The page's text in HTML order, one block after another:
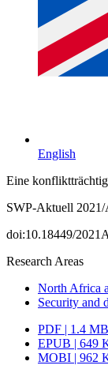
English
Eine
SWP-Aktuell 2021/
doi:10.18449/
Research Areas
North Africa
Security and
PDF | 1.4 MB
EPUB | 649
MOBI | 962